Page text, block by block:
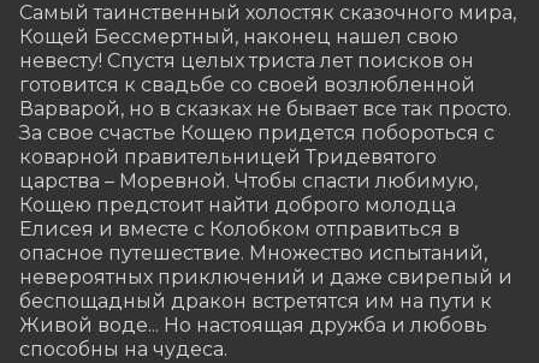
Самый таинственный холостяк сказочного мира,
Кощей Бессмертный, наконец нашел свою
невесту! Спустя целых триста лет поисков он
готовится к свадьбе со своей возлюбленной
Варварой, но в сказках не бывает все так просто.
За свое счастье Кощею придется побороться с
коварной правительницей Тридевятого
царства – Моревной. Чтобы спасти любимую,
Кощею предстоит найти доброго молодца
Елисея и вместе с Колобком отправиться в
опасное путешествие. Множество испытаний,
невероятных приключений и даже свирепый и
беспощадный дракон встретятся им на пути к
Живой воде... Но настоящая дружба и любовь
способны на чудеса.